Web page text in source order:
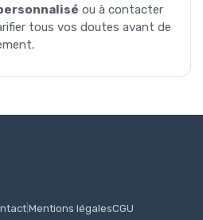
ou à contacter
tous vos doutes avant de
Mentions légalesCGU